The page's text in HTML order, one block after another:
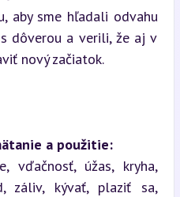
aby sme hľadali odvahu
dôverou a verili, že aj v
nový začiatok.
a použitie:
vďačnosť, úžas, kryha,
záliv, kývať, plaziť sa,